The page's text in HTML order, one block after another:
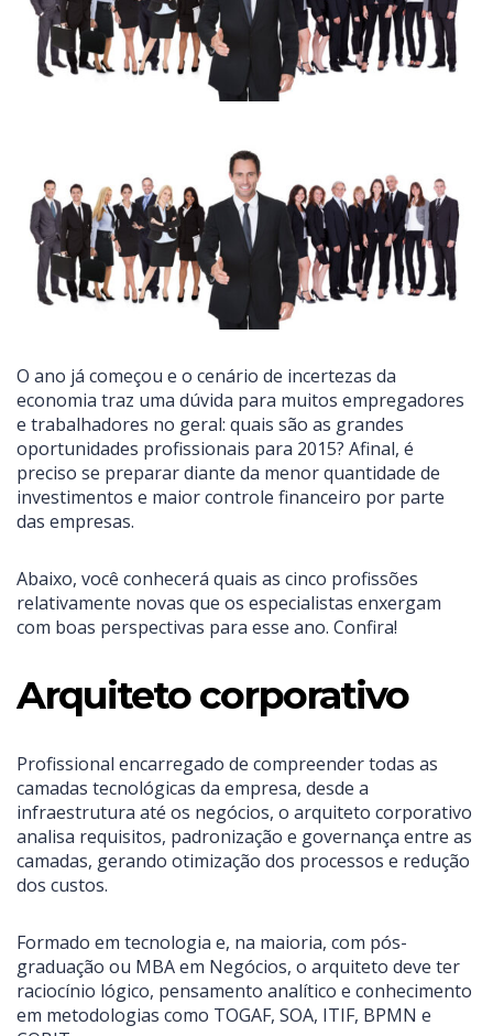
O ano já começou e o cenário de incertezas da
economia traz uma dúvida para muitos empregadores
e trabalhadores no geral: quais são as grandes
oportunidades profissionais para 2015? Afinal, é
preciso se preparar diante da menor quantidade de
investimentos e maior controle financeiro por parte
das empresas.
Abaixo, você conhecerá quais as cinco profissões
relativamente novas que os especialistas enxergam
com boas perspectivas para esse ano. Confira!
Arquiteto corporativo
Profissional encarregado de compreender todas as
camadas tecnológicas da empresa, desde a
infraestrutura até os negócios, o arquiteto corporativo
analisa requisitos, padronização e governança entre as
camadas, gerando otimização dos processos e redução
dos custos.
Formado em tecnologia e, na maioria, com pós-
graduação ou MBA em Negócios, o arquiteto deve ter
raciocínio lógico, pensamento analítico e conhecimento
em metodologias como TOGAF, SOA, ITIF, BPMN e